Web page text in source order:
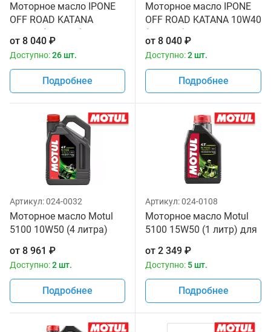
Моторное масло IPONE
OFF ROAD KATANA
10W60 (4 литра) для
мотоциклов
от 8 040 ₽
Доступно:26 шт.
Подробнее
Моторное масло IPONE
OFF ROAD KATANA 10W40
(4 литра) для
мотоциклов
от 8 040 ₽
Доступно:2 шт.
Подробнее
Артикул:024-0032
Моторное масло Motul
5100 10W50 (4 литра)
от 8 961 ₽
Доступно:2 шт.
Подробнее
Артикул:024-0108
Моторное масло Motul
5100 15W50 (1 литр) для
от 2 349 ₽
Доступно: 5 шт.
Подробнее